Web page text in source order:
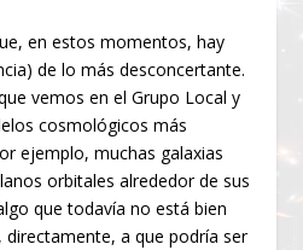
en estos momentos, hay
de lo más desconcertante.
vemos en el Grupo Local y
cosmológicos más
ejemplo, muchas galaxias
orbitales alrededor de sus
que todavía no está bien
a que podría ser